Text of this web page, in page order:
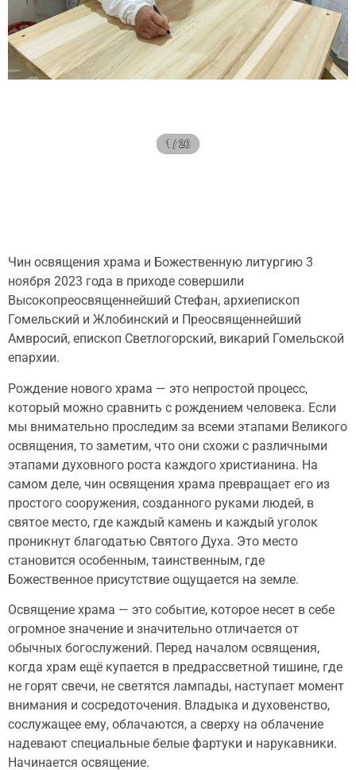
1 / 20
Чин освящения храма и Божественную литургию 3
ноября 2023 года в приходе совершили
Высокопреосвященнейший Стефан, архиепископ
Гомельский и Жлобинский и Преосвященнейший
Амвросий, епископ Светлогорский, викарий Гомельской
епархии.
Рождение нового храма — это непростой процесс,
который можно сравнить с рождением человека. Если
мы внимательно проследим за всеми этапами Великого
освящения, то заметим, что они схожи с различными
этапами духовного роста каждого христианина. На
самом деле, чин освящения храма превращает его из
простого сооружения, созданного руками людей, в
святое место, где каждый камень и каждый уголок
проникнут благодатью Святого Духа. Это место
становится особенным, таинственным, где
Божественное присутствие ощущается на земле.
Освящение храма — это событие, которое несет в себе
огромное значение и значительно отличается от
обычных богослужений. Перед началом освящения,
когда храм ещё купается в предрассветной тишине, где
не горят свечи, не светятся лампады, наступает момент
внимания и сосредоточения. Владыка и духовенство,
сослужащее ему, облачаются, а сверху на облачение
надевают специальные белые фартуки и нарукавники.
Начинается освящение.